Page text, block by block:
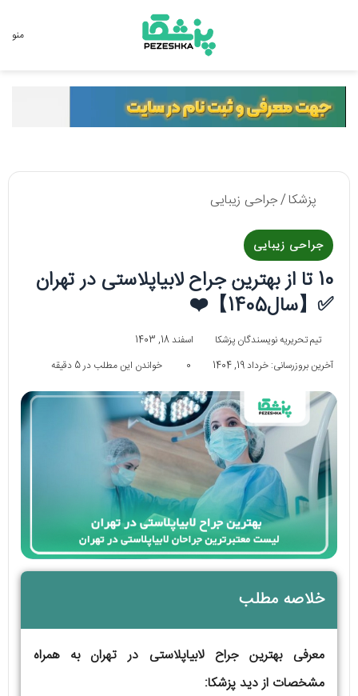
منو
پزشکا/جراحی زیبایی
جراحی زیبایی
10 تا از بهترین جراح لابیاپلاستی در تهران
✅【سال1405】❤️
تیم تحریریه نویسندگان پزشکا
اسفند 18, 1403
آخرین بروزرسانی: خرداد 19, 1404
0 خواندن این مطلب در 5 دقیقه
خلاصه مطلب
معرفی بهترین جراح لابیاپلاستی در تهران به همراه
مشخصات از دید پزشکا: